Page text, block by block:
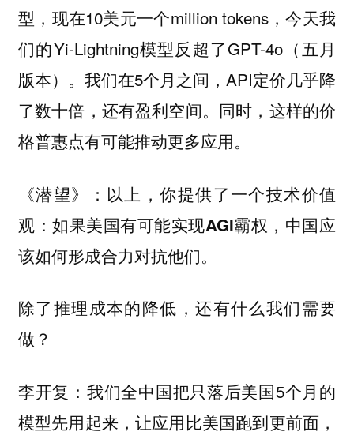
型，现在10美元一个million tokens，今天我
们的Yi-Lightning模型反超了GPT-4o（五月
版本）。我们在5个月之间，API定价几乎降
了数十倍，还有盈利空间。同时，这样的价
格普惠点有可能推动更多应用。
《潜望》：以上，你提供了一个技术价值
观：如果美国有可能实现AGI霸权，中国应
该如何形成合力对抗他们。
除了推理成本的降低，还有什么我们需要
做？
李开复： 我们全中国把只落后美国5个月的
模型先用起来，让应用比美国跑到更前面，